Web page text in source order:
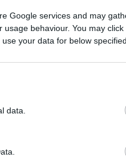
Google services and may
behaviour. You may
your data for below
data.
εισφορών
και την τόνωση
χηρείας, με το
του